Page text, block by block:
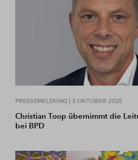
PRESSEMELDUNG | 2 OKTOBER 2025
Christian Toop übernimmt die
bei BPD